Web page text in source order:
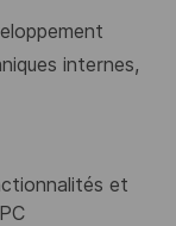
internes,
et